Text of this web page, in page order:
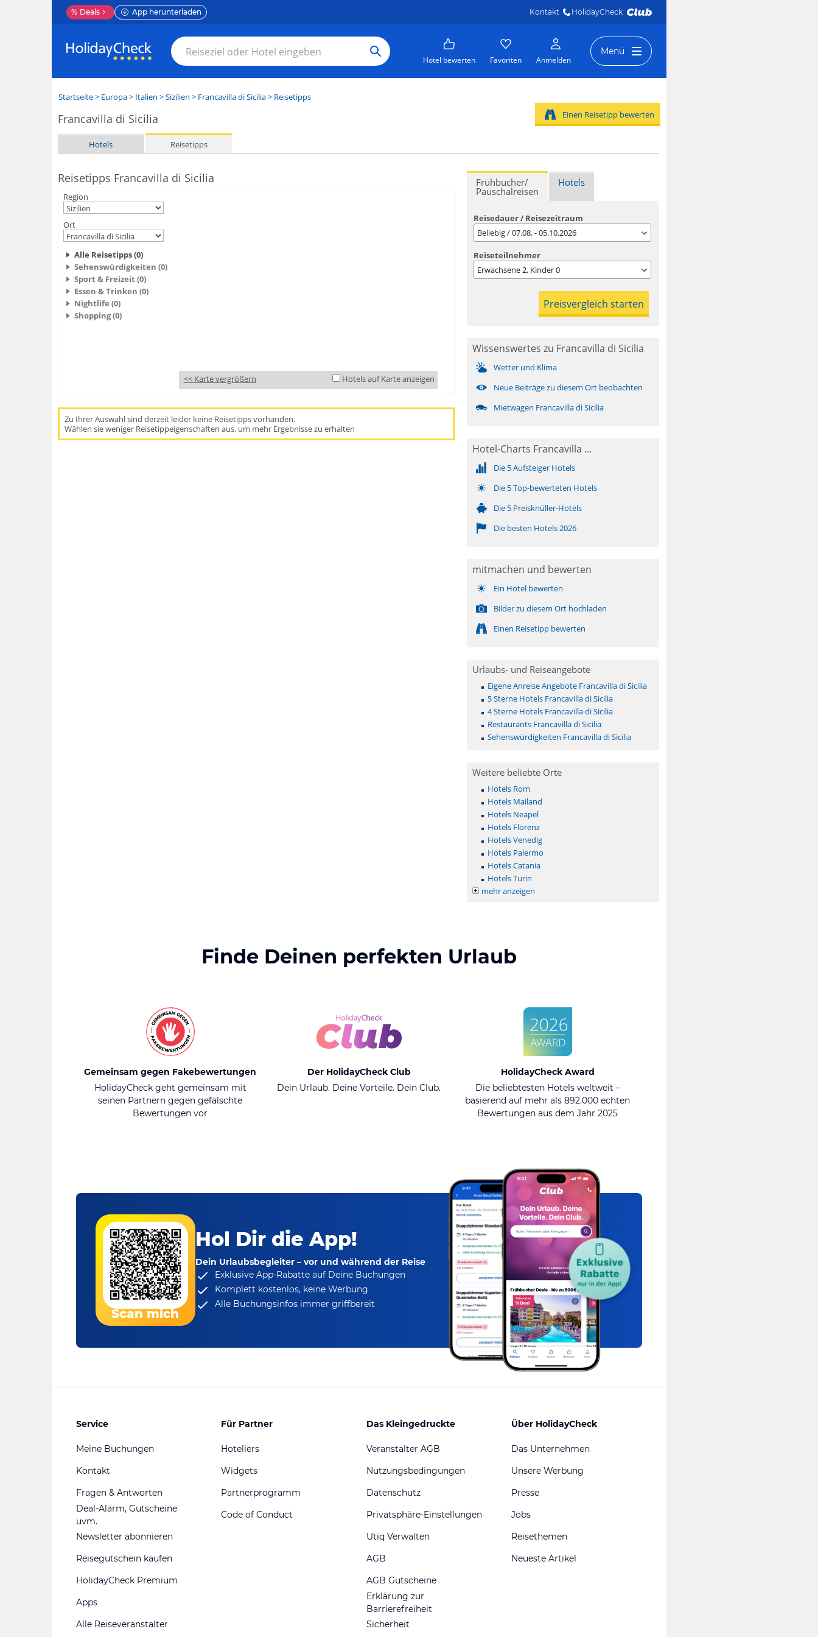
% Deals App herunterladen Kontakt HolidayCheck
Hotel bewerten Favoriten Anmelden
Menü
Startseite> Europa> Italien >Sizilien > Francavilla di Sicilia> Reisetipps
Francavilla di Sicilia
Hotels Reisetipps
Einen Reisetipp bewerten
Reisetipps Francavilla di Sicilia
Region
Ort
Alle Reisetipps (0)
Sehenswürdigkeiten (0)
Sport & Freizeit (0)
Essen & Trinken (0)
Nightlife (0)
Shopping (0)
<< Karte vergrößern Hotels auf Karte anzeigen
Zu Ihrer Auswahl sind derzeit leider keine Reisetipps vorhanden.
Wählen sie weniger Reisetippeigenschaften aus, um mehr Ergebnisse zu erhalten
Frühbucher/
Pauschalreisen
Hotels
Reisedauer / Reisezeitraum
Beliebig / 07.08. - 05.10.2026
Reiseteilnehmer
Erwachsene2, Kinder0
Wissenswertes zu Francavilla di Sicilia
Wetter und Klima
Neue Beiträge zu diesem Ort beobachten
Mietwagen Francavilla di Sicilia
Hotel-Charts Francavilla ...
Die 5 Aufsteiger Hotels
Die 5 Top-bewerteten Hotels
Die 5 Preisknüller-Hotels
Die besten Hotels 2026
mitmachen und bewerten
Ein Hotel bewerten
Bilder zu diesem Ort hochladen
Einen Reisetipp bewerten
Urlaubs- und Reiseangebote
Eigene Anreise Angebote Francavilla di Sicilia
5 Sterne Hotels Francavilla di Sicilia
4 Sterne Hotels Francavilla di Sicilia
Restaurants Francavilla di Sicilia
Sehenswürdigkeiten Francavilla di Sicilia
Weitere beliebte Orte
Hotels Rom
Hotels Mailand
Hotels Neapel
Hotels Florenz
Hotels Venedig
Hotels Palermo
Hotels Catania
Hotels Turin
mehr anzeigen
Finde Deinen perfekten Urlaub
Gemeinsam gegen Fakebewertungen
HolidayCheck geht gemeinsam mit
seinen Partnern gegen gefälschte
Bewertungen vor
Der HolidayCheck Club
Dein Urlaub. Deine Vorteile. Dein Club.
HolidayCheck Award
Die beliebtesten Hotels weltweit –
basierend auf mehr als 892.000 echten
Bewertungen aus dem Jahr 2025
Scan mich
Hol Dir die App!
Dein Urlaubsbegleiter – vor und während der Reise
Exklusive App-Rabatteauf Deine Buchungen
Komplett kostenlos, keine Werbung
Alle Buchungsinfos immer griffbereit
Service
Meine Buchungen
Kontakt
Fragen & Antworten
Deal-Alarm, Gutscheine
uvm.
Newsletter abonnieren
Reisegutschein kaufen
HolidayCheck Premium
Apps
Alle Reiseveranstalter
Für Partner
Hoteliers
Widgets
Partnerprogramm
Code of Conduct
Das Kleingedruckte
Veranstalter AGB
Nutzungsbedingungen
Datenschutz
Privatsphäre-Einstellungen
Utiq Verwalten
AGB
AGB Gutscheine
Erklärung zur
Barrierefreiheit
Sicherheit
Über HolidayCheck
Das Unternehmen
Unsere Werbung
Presse
Jobs
Reisethemen
Neueste Artikel